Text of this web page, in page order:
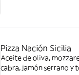
Pizza Nación Sicilia
Aceite de oliva,
cabra, jamón serrano y